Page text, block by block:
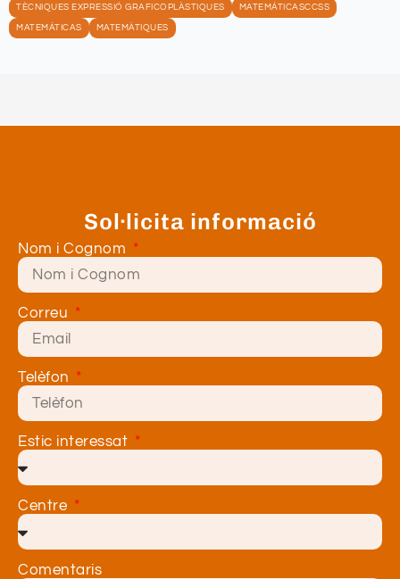
TÈCNIQUES EXPRESSIÓ GRAFICOPLÀSTIQUES MATEMÁTICASCCSS
MATEMÁTICAS MATEMÀTIQUES
Sol·licita informació
Nom i Cognom
Correu
Telèfon
Estic interessat
Centre
Comentaris